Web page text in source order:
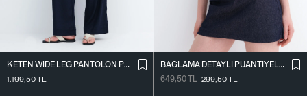
KETEN WIDE LEG PANTOLON PN18549
1.199,50TL
BAĞLAMA DETAYLI PUANTIYELI GÖMLEK G4655
649,50TL 299,50TL